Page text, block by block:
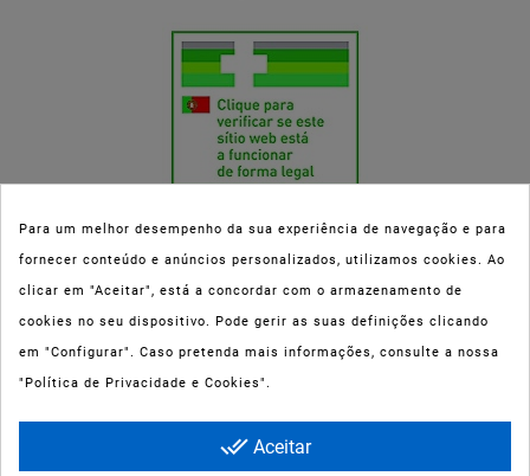
Esta parafarmácia (Farmaoli) encontra-se autorizada pelo INFARMED
(registo nº 00078/2020) para a dispensa de Medicamentos Não
Sujeitos a Receita Médica (MNSRM) e produtos de saúde e bem-estar
ao domicílio e através da internet. Os Medicamentos Não Sujeitos a
Maia, Matosinhos, Gondomar e Vila Nova de Gaia.
Para um melhor desempenho da sua experiência de navegação e para
fornecer conteúdo e anúncios personalizados, utilizamos cookies. Ao
clicar em "Aceitar", está a concordar com o armazenamento de
cookies no seu dispositivo. Pode gerir as suas definições clicando
em "Configurar". Caso pretenda mais informações, consulte a nossa
"Política de Privacidade e Cookies".
done_all Aceitar